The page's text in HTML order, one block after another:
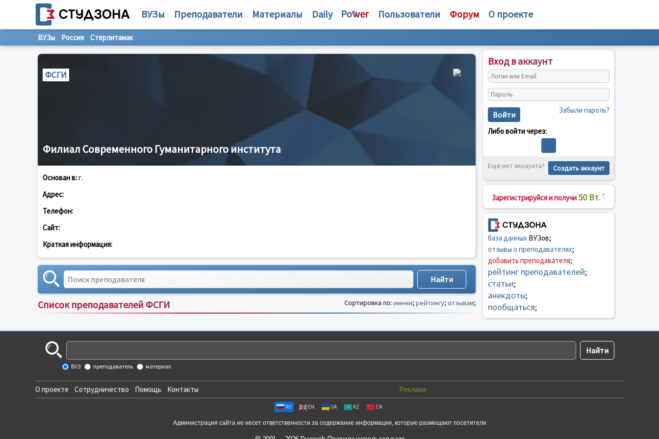
ВУЗы Преподаватели Материалы Daily Пользователи Форум О проекте
ВУЗы Россия Стерлитамак
ФСГИ
Филиал Современного Гуманитарного института
Основан в:г.
Адрес:
Телефон:
Сайт:
Краткая информация:
Список преподавателей ФСГИ Сортировка по:имени;рейтингу;отзывам;
Вход в аккаунт
Войти Забыли пароль?
Либо войти через:
Ещё нет аккаунта? Создать аккаунт
Зарегистрируйся и получи 50 Вт. ?
база данныхВУЗов;
отзывы о преподавателях;
добавить преподавателя;
рейтинг преподавателей;
статьи;
анекдоты;
пообщаться;
ВУЗ преподаватель материал
О проекте Сотрудничество Помощь Контакты Реклама
RU EN UA KZ CN
Администрация сайта не несет ответственности за содержание информации, которую размещают посетители